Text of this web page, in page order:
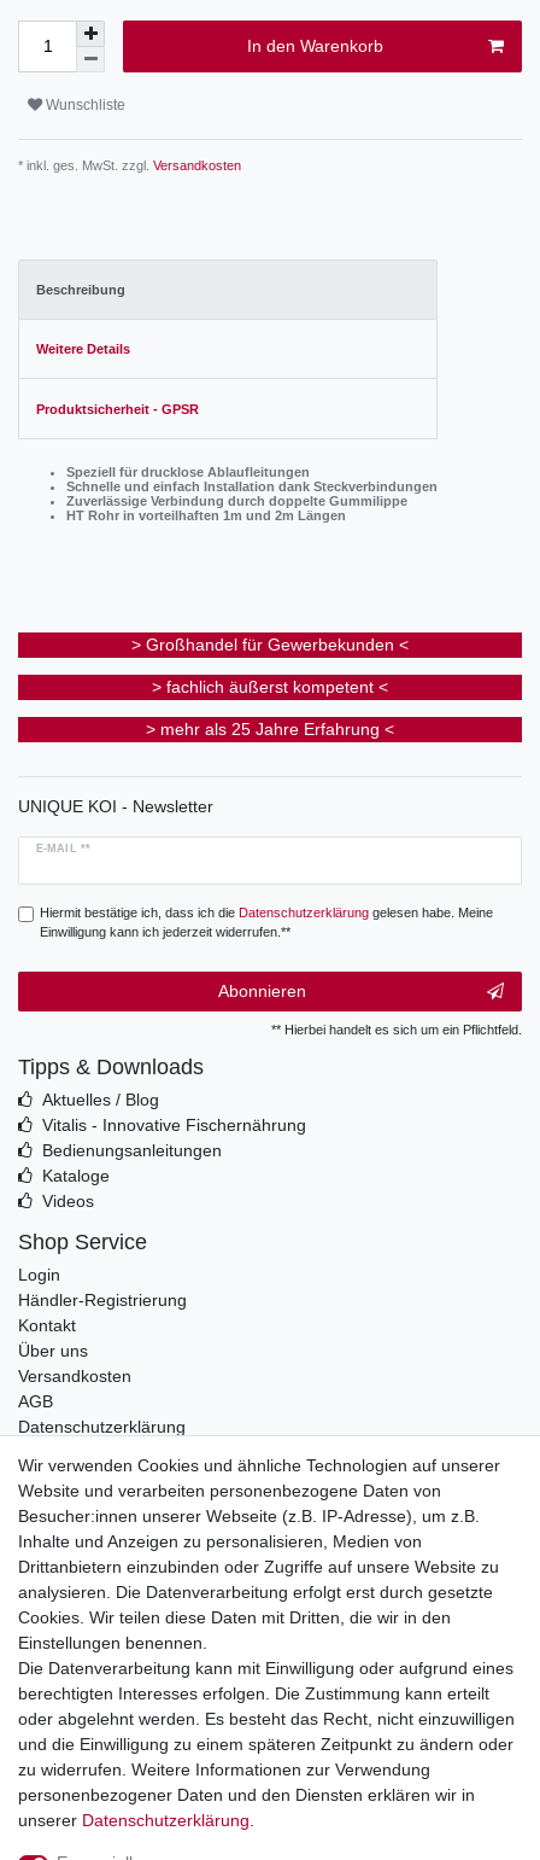
In den Warenkorb
Wunschliste
* inkl. ges. MwSt. zzgl. Versandkosten
Beschreibung
Weitere Details
Produktsicherheit - GPSR
Speziell für drucklose Ablaufleitungen
Schnelle und einfach Installation dank Steckverbindungen
Zuverlässige Verbindung durch doppelte Gummilippe
HT Rohr in vorteilhaften 1m und 2m Längen
> Großhandel für Gewerbekunden <
> fachlich äußerst kompetent <
> mehr als 25 Jahre Erfahrung <
UNIQUE KOI - Newsletter
E-MAIL **
Hiermit bestätige ich, dass ich die Daten­schutz­erklärunggelesen habe. Meine
Einwilligung kann ich jederzeit widerrufen.**
Abonnieren
** Hierbei handelt es sich um ein Pflichtfeld.
Tipps & Downloads
Aktuelles / Blog
Vitalis - Innovative Fischernährung
Bedienungsanleitungen
Kataloge
Videos
Shop Service
Login
Händler-Registrierung
Kontakt
Über uns
Versandkosten
AGB
Datenschutzerklärung
Telefonische Beratung und Unterstützung für Händler unter:
+49 2851 5895-0
Montag - Donnerstag: 08.00 - 16.30 Uhr
Freitag: 08.00 - 16.00 Uhr
Wir sind ein Großhandel, bitte wenden Sie sich als
Endkunde direkt an Ihren örtlichen Fachhändler. Vielen
Dank!
Widerrufs­recht Impressum Daten­schutz­erklärung
Wir verwenden Cookies und ähnliche Technologien auf unserer
Website und verarbeiten personenbezogene Daten von
Besucher:innen unserer Webseite (z.B. IP-Adresse), um z.B.
Inhalte und Anzeigen zu personalisieren, Medien von
Drittanbietern einzubinden oder Zugriffe auf unsere Website zu
analysieren. Die Datenverarbeitung erfolgt erst durch gesetzte
Cookies. Wir teilen diese Daten mit Dritten, die wir in den
Einstellungen benennen.
Die Datenverarbeitung kann mit Einwilligung oder aufgrund eines
berechtigten Interesses erfolgen. Die Zustimmung kann erteilt
oder abgelehnt werden. Es besteht das Recht, nicht einzuwilligen
und die Einwilligung zu einem späteren Zeitpunkt zu ändern oder
zu widerrufen. Weitere Informationen zur Verwendung
personenbezogener Daten und den Diensten erklären wir in
unserer Daten­schutz­erklärung